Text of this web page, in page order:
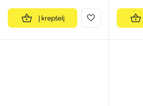
Į krepšelį